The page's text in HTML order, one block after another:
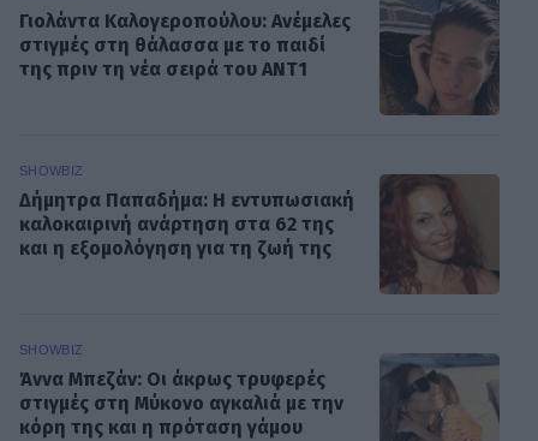
Γιολάντα Καλογεροπούλου: Ανέμελες
στιγμές στη θάλασσα με το παιδί
της πριν τη νέα σειρά του ΑΝΤ1
SHOWBIZ
Δήμητρα Παπαδήμα: Η εντυπωσιακή
καλοκαιρινή ανάρτηση στα 62 της
και η εξομολόγηση για τη ζωή της
SHOWBIZ
Άννα Μπεζάν: Οι άκρως τρυφερές
στιγμές στη Μύκονο αγκαλιά με την
κόρη της και η πρόταση γάμου